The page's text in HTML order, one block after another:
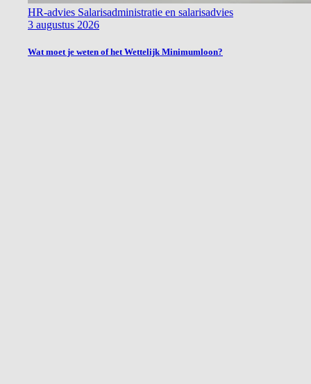
HR-advies Salarisadministratie en salarisadvies
3 augustus 2026
Wat moet je weten of het Wettelijk Minimumloon?